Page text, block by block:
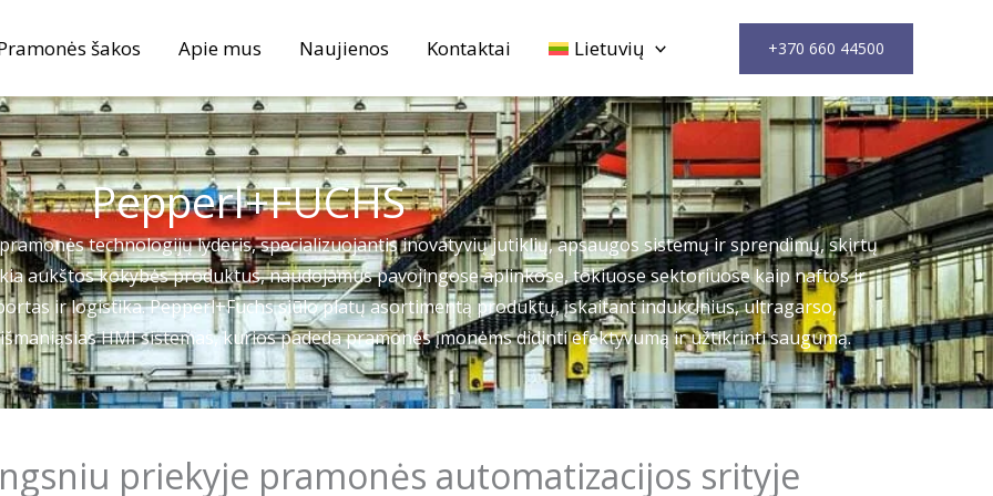
šakos Apie mus Naujienos Kontaktai Lietuvių +370 660 44500
Pepperl+FUCHS
technologijų lyderis, specializuojantis inovatyvių jutiklių, apsaugos sistemų ir sprendimų, skirtų
aukštos kokybės produktus, naudojamus pavojingose aplinkose, tokiuose sektoriuose kaip naftos ir
ir logistika. Pepperl+Fuchs siūlo platų asortimentą produktų, įskaitant indukcinius, ultragarso,
HMI sistemas, kurios padeda pramonės įmonėms didinti efektyvumą ir užtikrinti saugumą.
priekyje pramonės automatizacijos srityje